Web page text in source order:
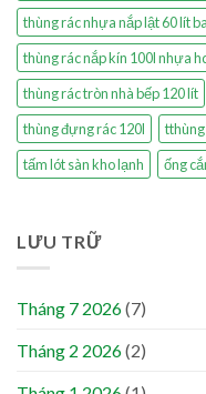
thùng rác nhựa nắp lật 60 lít
thùng rác nắp kín 100l nhựa
thùng rác tròn nhà bếp 120 lít
thùng đựng rác 120l
tthùng
tấm lót sàn kho lạnh
ống
LƯU TRỮ
Tháng 7 2026(7)
Tháng 2 2026(2)